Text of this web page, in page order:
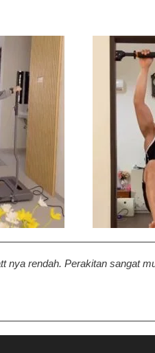
nya rendah. Perakitan sangat